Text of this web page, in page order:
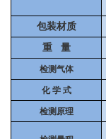
包装材质
重 量
检测气体
化 学 式
检测原理